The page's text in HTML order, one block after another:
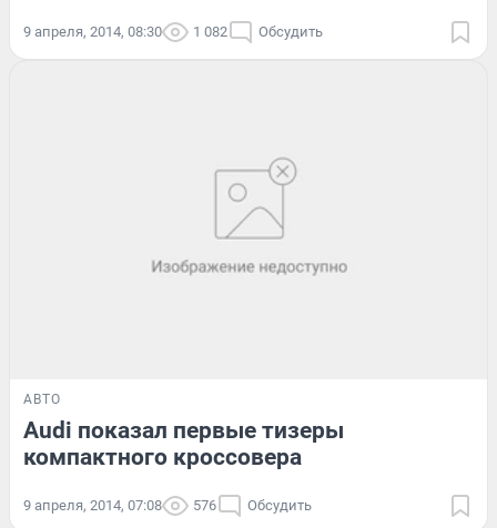
9 апреля, 2014, 08:30 1 082 Обсудить
АВТО
Audi показал первые тизеры
компактного кроссовера
9 апреля, 2014, 07:08 576 Обсудить